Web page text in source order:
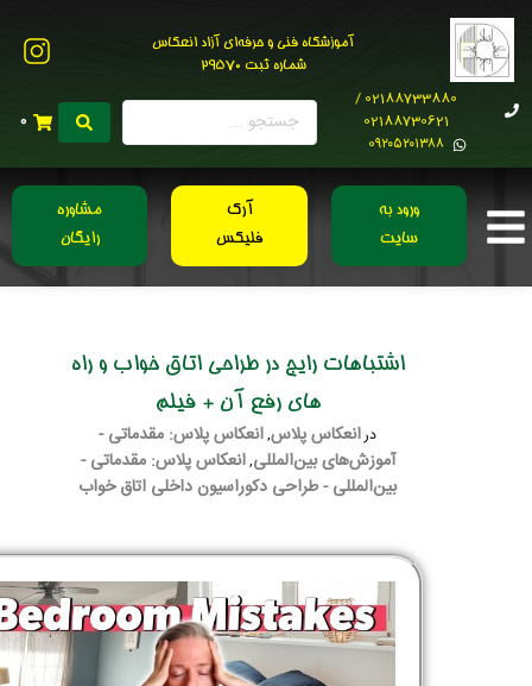
آموزشگاه فنی و حرفه‌ای آزاد انعکاس
شماره ثبت 29570
02188733880 /
02188730621
0۹۲۰۵۲۰۱۳۸۸
0
ورود به
سایت
آرک
فلیکس
مشاوره
رایگان
اشتباهات رایج در طراحی اتاق خواب و راه
های رفع آن + فیلم
درانعکاس پلاس,انعکاس پلاس: مقدماتی -
آموزش‌های بین‌المللی,انعکاس پلاس: مقدماتی -
بین‌المللی - طراحی دکوراسیون داخلی اتاق خواب